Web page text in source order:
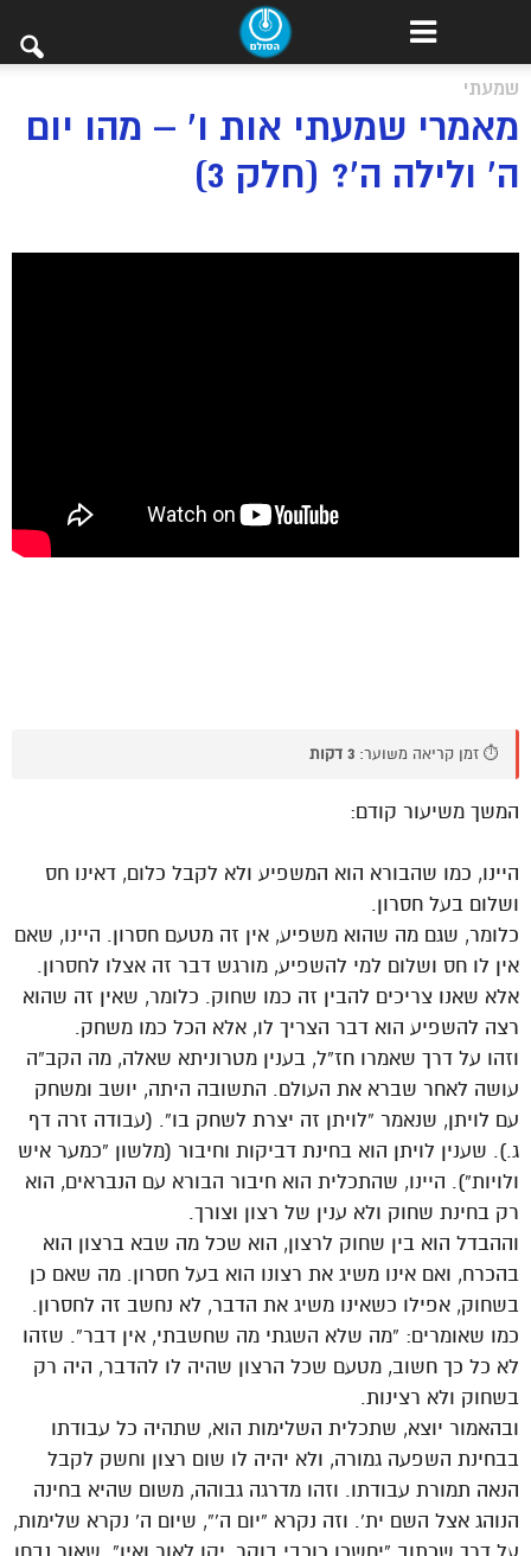
שמעתי
מאמרי שמעתי אות ו’ – מהו יום
ה’ ולילה ה’? (חלק 3)
⏱️ זמן קריאה משוער: 3 דקות
המשך משיעור קודם:
היינו, כמו שהבורא הוא המשפיע ולא לקבל כלום, דאינו חס
ושלום בעל חסרון.
כלומר, שגם מה שהוא משפיע, אין זה מטעם חסרון. היינו, שאם
אין לו חס ושלום למי להשפיע, מורגש דבר זה אצלו לחסרון.
אלא שאנו צריכים להבין זה כמו שחוק. כלומר, שאין זה שהוא
רצה להשפיע הוא דבר הצריך לו, אלא הכל כמו משחק.
וזהו על דרך שאמרו חז”ל, בענין מטרוניתא שאלה, מה הקב”ה
עושה לאחר שברא את העולם. התשובה היתה, יושב ומשחק
עם לויתן, שנאמר “לויתן זה יצרת לשחק בו”. (עבודה זרה דף
ג.). שענין לויתן הוא בחינת דביקות וחיבור (מלשון “כמער איש
ולויות”). היינו, שהתכלית הוא חיבור הבורא עם הנבראים, הוא
רק בחינת שחוק ולא ענין של רצון וצורך.
וההבדל הוא בין שחוק לרצון, הוא שכל מה שבא ברצון הוא
בהכרח, ואם אינו משיג את רצונו הוא בעל חסרון. מה שאם כן
בשחוק, אפילו כשאינו משיג את הדבר, לא נחשב זה לחסרון.
כמו שאומרים: “מה שלא השגתי מה שחשבתי, אין דבר”. שזהו
לא כל כך חשוב, מטעם שכל הרצון שהיה לו להדבר, היה רק
בשחוק ולא רצינות.
ובהאמור יוצא, שתכלית השלימות הוא, שתהיה כל עבודתו
בבחינת השפעה גמורה, ולא יהיה לו שום רצון וחשק לקבל
הנאה תמורת עבודתו. וזהו מדרגה גבוהה, משום שהיא בחינה
הנוהג אצל השם ית’. וזה נקרא “יום ה'”, שיום ה’ נקרא שלימות,